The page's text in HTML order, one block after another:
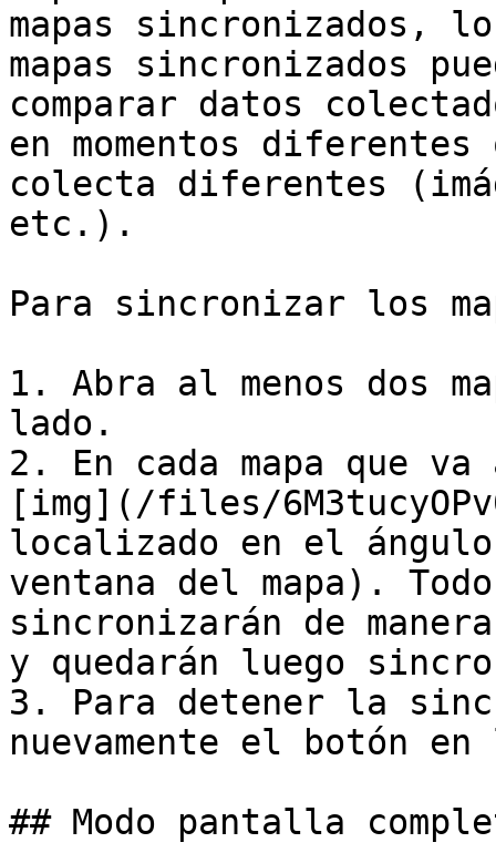
mapas sincronizados,
mapas sincronizados
comparar datos
en momentos diferentes
colecta diferentes
etc.).
Para sincronizar los
1. Abra al menos dos
lado.
2. En cada mapa que
[img](/files/
localizado en el
ventana del mapa).
sincronizarán de
y quedarán luego
3. Para detener la
nuevamente el botón
## Modo pantalla